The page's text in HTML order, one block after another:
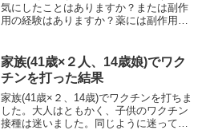
気にしたことはありますか？または副作
用の経験はありますか？薬には副作用と
このことを踏まえクスリを服用したり、
自分の飲んでいるクスリの副作用につい
て調べてみましょう。
家族(41歳×２人、14歳娘)でワク
チンを打った結果
家族(41歳×２、14歳)でワクチンを打ちま
した。大人はともかく、子供のワクチン
接種は迷いました。同じように迷ってい